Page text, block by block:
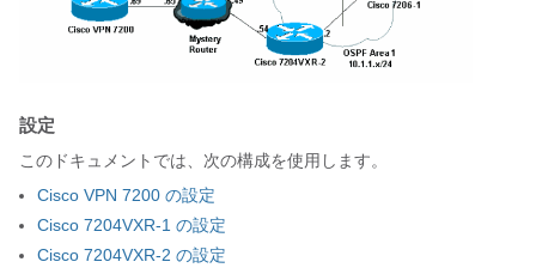
設定
このドキュメントでは、次の構成を使用します。
Cisco VPN 7200 の設定
Cisco 7204VXR-1 の設定
Cisco 7204VXR-2 の設定